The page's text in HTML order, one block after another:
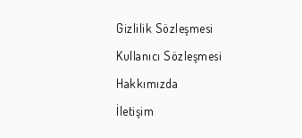
Gizlilik Sözleşmesi
Kullanıcı Sözleşmesi
Hakkımızda
İletişim